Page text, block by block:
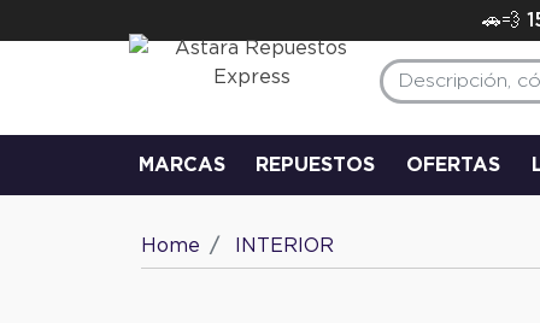
🚗💨
MARCAS REPUESTOS OFERTAS
Home INTERIOR